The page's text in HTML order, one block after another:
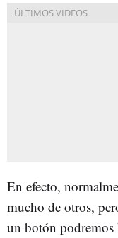
En efecto,
mucho de otros,
un botón podremos